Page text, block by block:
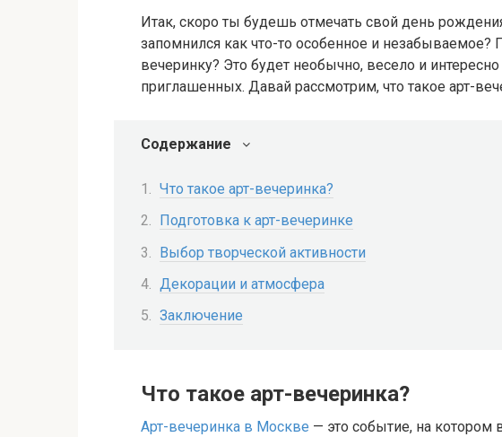
Итак, скоро ты будешь отмечать свой день
запомнился как что-то особенное и незабываемое?
вечеринку? Это будет необычно, весело и интересно
приглашенных. Давай рассмотрим, что такое арт-
Содержание
Что такое арт-вечеринка?
Подготовка к арт-вечеринке
Выбор творческой активности
Декорации и атмосфера
Заключение
Что такое арт-вечеринка?
Арт-вечеринка в Москве — это событие, на котором